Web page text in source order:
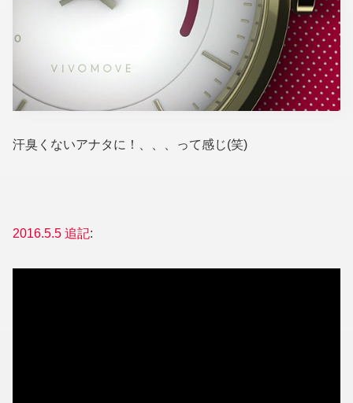
汗臭くないアナタに！、、、って感じ(笑)
2016.5.5 追記: